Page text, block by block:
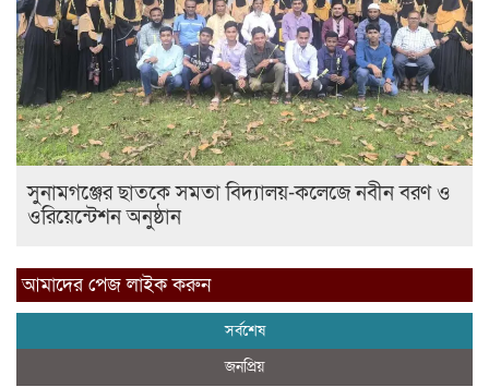
সুনামগঞ্জের ছাতকে সমতা বিদ্যালয়-কলেজে নবীন বরণ ও
ওরিয়েন্টেশন অনুষ্ঠান
আমাদের পেজ লাইক করুন
সর্বশেষ
জনপ্রিয়